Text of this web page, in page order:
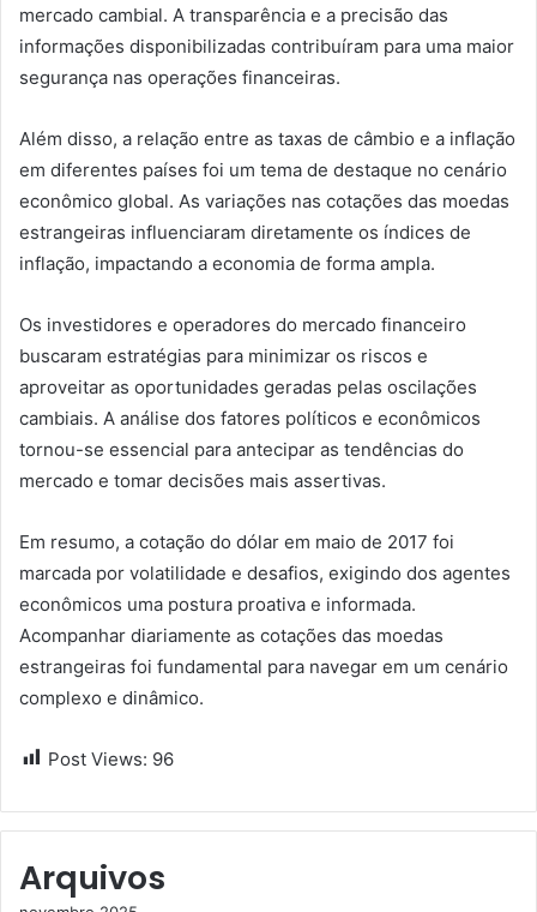
mercado cambial. A transparência e a precisão das
informações disponibilizadas contribuíram para uma maior
segurança nas operações financeiras.
Além disso, a relação entre as taxas de câmbio e a inflação
em diferentes países foi um tema de destaque no cenário
econômico global. As variações nas cotações das moedas
estrangeiras influenciaram diretamente os índices de
inflação, impactando a economia de forma ampla.
Os investidores e operadores do mercado financeiro
buscaram estratégias para minimizar os riscos e
aproveitar as oportunidades geradas pelas oscilações
cambiais. A análise dos fatores políticos e econômicos
tornou-se essencial para antecipar as tendências do
mercado e tomar decisões mais assertivas.
Em resumo, a cotação do dólar em maio de 2017 foi
marcada por volatilidade e desafios, exigindo dos agentes
econômicos uma postura proativa e informada.
Acompanhar diariamente as cotações das moedas
estrangeiras foi fundamental para navegar em um cenário
complexo e dinâmico.
Post Views: 96
Arquivos